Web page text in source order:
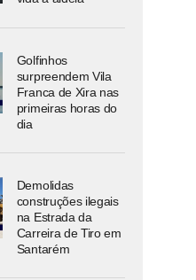
Golfinhos
surpreendem Vila
Franca de Xira nas
primeiras horas do
dia
Demolidas
construções ilegais
na Estrada da
Carreira de Tiro em
Santarém